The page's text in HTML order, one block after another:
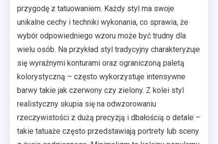
przygodę z tatuowaniem. Każdy styl ma swoje
unikalne cechy i techniki wykonania, co sprawia, że
wybór odpowiedniego wzoru może być trudny dla
wielu osób. Na przykład styl tradycyjny charakteryzuje
się wyraźnymi konturami oraz ograniczoną paletą
kolorystyczną – często wykorzystuje intensywne
barwy takie jak czerwony czy zielony. Z kolei styl
realistyczny skupia się na odwzorowaniu
rzeczywistości z dużą precyzją i dbałością o detale –
takie tatuaże często przedstawiają portrety lub sceny